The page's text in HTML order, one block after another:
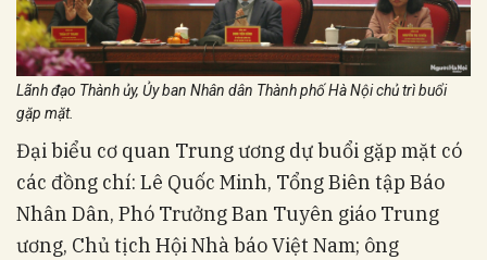
Lãnh đạo Thành ủy, Ủy ban Nhân dân Thành phố Hà Nội chủ trì buổi
gặp mặt.
Đại biểu cơ quan Trung ương dự buổi gặp mặt có
các đồng chí: Lê Quốc Minh, Tổng Biên tập Báo
Nhân Dân, Phó Trưởng Ban Tuyên giáo Trung
ương, Chủ tịch Hội Nhà báo Việt Nam; ông